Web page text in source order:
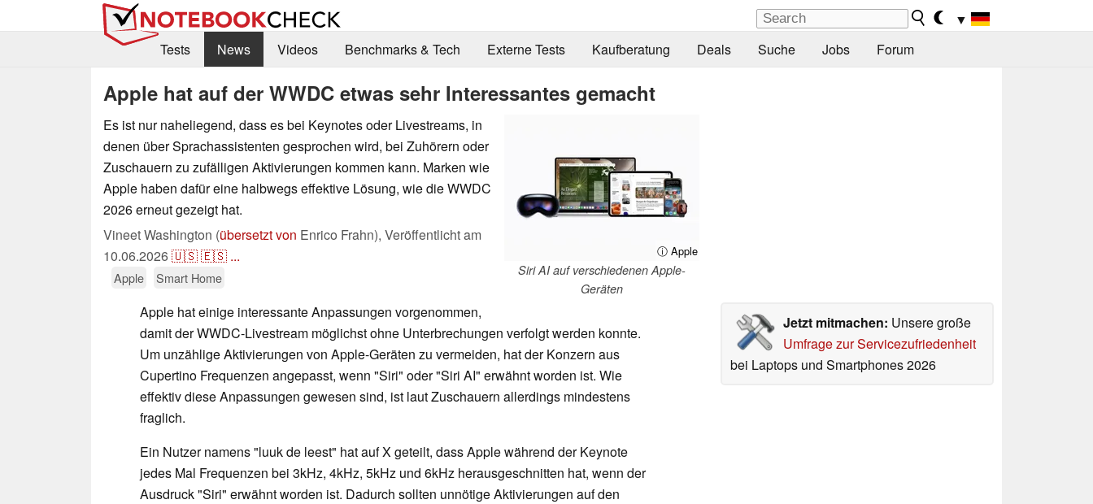
▼
Tests
News Videos Benchmarks & Tech Externe Tests Kaufberatung Deals Suche Jobs Forum
Apple hat auf der WWDC etwas sehr Interessantes gemacht
ⓘ Apple
Siri AI auf verschiedenen Apple-
Geräten
Es ist nur naheliegend, dass es bei Keynotes oder Livestreams, in
denen über Sprachassistenten gesprochen wird, bei Zuhörern oder
Zuschauern zu zufälligen Aktivierungen kommen kann. Marken wie
Apple haben dafür eine halbwegs effektive Lösung, wie die WWDC
2026 erneut gezeigt hat.
Vineet Washington (übersetzt von Enrico Frahn), Veröffentlicht am
10.06.2026🇺🇸🇪🇸 ...
Apple Smart Home
Jetzt mitmachen: Unsere große
Umfrage zur Servicezufriedenheit
bei Laptops und Smartphones 2026
Apple hat einige interessante Anpassungen vorgenommen,
damit der WWDC-Livestream möglichst ohne Unterbrechungen verfolgt werden konnte.
Um unzählige Aktivierungen von Apple-Geräten zu vermeiden, hat der Konzern aus
Cupertino Frequenzen angepasst, wenn "Siri" oder "Siri AI" erwähnt worden ist. Wie
effektiv diese Anpassungen gewesen sind, ist laut Zuschauern allerdings mindestens
fraglich.
Ein Nutzer namens "luuk de leest" hat auf X geteilt, dass Apple während der Keynote
jedes Mal Frequenzen bei 3kHz, 4kHz, 5kHz und 6kHz herausgeschnitten hat, wenn der
Ausdruck "Siri" erwähnt worden ist. Dadurch sollten unnötige Aktivierungen auf den